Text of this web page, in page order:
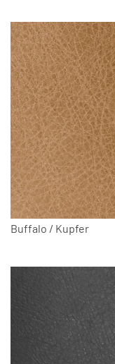
Buffalo / Kupfer